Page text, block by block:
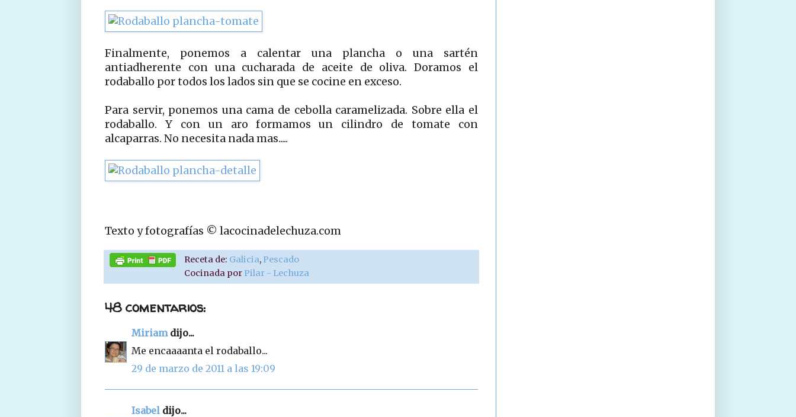
Finalmente, ponemos a calentar una plancha o una sartén
antiadherente con una cucharada de aceite de oliva. Doramos el
rodaballo por todos los lados sin que se cocine en exceso.
Para servir, ponemos una cama de cebolla caramelizada. Sobre ella el
rodaballo. Y con un aro formamos un cilindro de tomate con
alcaparras. No necesita nada mas.....
Texto y fotografías © lacocinadelechuza.com
Receta de: Galicia, Pescado
Cocinada por Pilar - Lechuza
48 comentarios:
Miriamdijo...
Me encaaaanta el rodaballo...
29 de marzo de 2011 a las 19:09
Isabel dijo...